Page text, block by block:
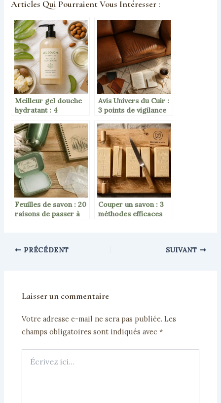
Articles Qui Pourraient Vous Intéresser :
Meilleur gel douche
hydratant : 4
stopper les
tiraillements
Avis Univers du Cuir :
3 points de vigilance
Feuilles de savon : 20
raisons de passer à
Couper un savon : 3
méthodes efficaces
PRÉCÉDENT
SUIVANT
Laisser un commentaire
Votre adresse e-mail ne sera pas publiée. Les
champs obligatoires sont indiqués avec*
ici…